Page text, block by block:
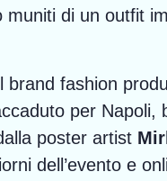
muniti di un outfit
fashion
per Napoli,
poster artist
dell’evento e